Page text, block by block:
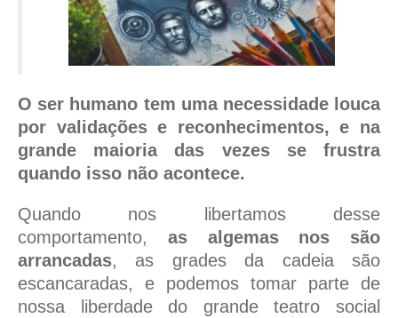
O ser humano tem uma necessidade louca
por validações e reconhecimentos, e na
grande maioria das vezes se frustra
quando isso não acontece.
Quando nos libertamos desse
comportamento, as algemas nos são
arrancadas, as grades da cadeia são
escancaradas, e podemos tomar parte de
nossa liberdade do grande teatro social